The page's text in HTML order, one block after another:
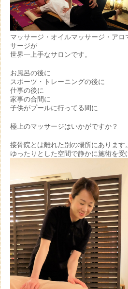
マッサージ・オイルマッサージ・アロ
サージが
世界一上手なサロンです。
お風呂の後に
スポーツ・トレーニングの後に
仕事の後に
家事の合間に
子供がプールに行ってる間に
極上のマッサージはいかがですか？
接骨院とは離れた別の場所にあります。
ゆったりとした空間で静かに施術を受